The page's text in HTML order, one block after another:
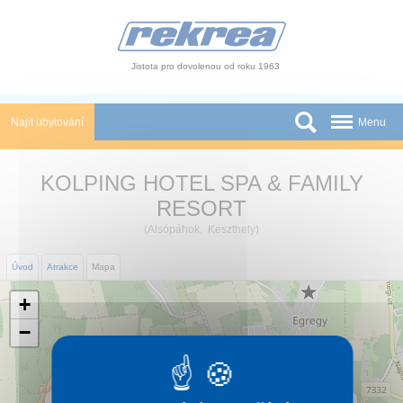
Jistota pro dovolenou od roku 1963
Najít ubytování
Skupiny a konference
Novinky
Atrakce
O nás
Menu
KOLPING HOTEL SPA & FAMILY
RESORT
(Alsópáhok, Keszthely)
Úvod Atrakce Mapa
+
−